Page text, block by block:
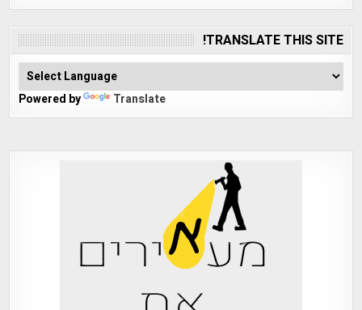
TRANSLATE THIS SITE!
Powered by Translate